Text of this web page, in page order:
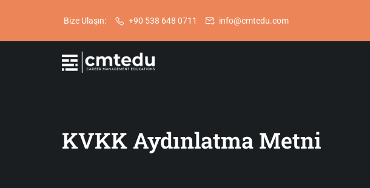
Bize Ulaşın: +90 538 648 0711 info@cmtedu.com
KVKK Aydınlatma Metni